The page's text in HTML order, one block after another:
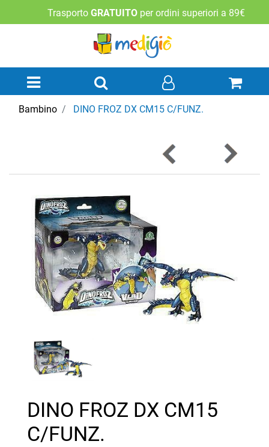
Trasporto GRATUITO per ordini superiori a 89€
Open menu
Bambino DINO FROZ DX CM15 C/FUNZ.
DINO FROZ DX CM15
C/FUNZ.